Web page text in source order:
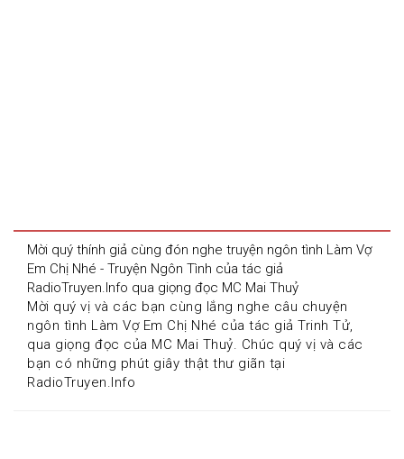
Mời quý thính giả cùng đón nghe truyện ngôn tình Làm Vợ
Em Chị Nhé - Truyện Ngôn Tình của tác giả
RadioTruyen.Info qua giọng đọc MC Mai Thuỷ
Mời quý vị và các bạn cùng lắng nghe câu chuyện
ngôn tình Làm Vợ Em Chị Nhé của tác giả Trinh Tử,
qua giọng đọc của MC Mai Thuỷ. Chúc quý vị và các
bạn có những phút giây thật thư giãn tại
RadioTruyen.Info